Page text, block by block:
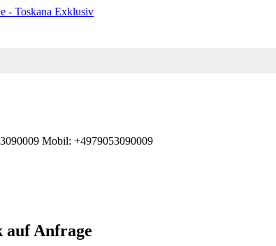
Mobil: +4979053090009
auf Anfrage